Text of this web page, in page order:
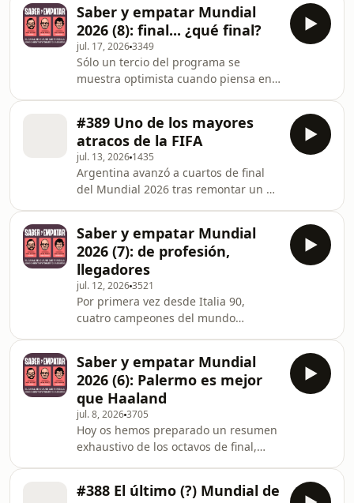
megaphone.fm/adchoices
Artistas invitados (por orden de
aparición): Cristóbal Soria, Josep
Pedrerol, Jorge D'Alessandro, José Luis
Sánchez, [Cabecera: Jesús Gallego,
Joseba Larrañaga, Quique Iglesias,
Juan Antonio Alcalá, Inma Rodríguez,
Paco García Caridad, Julio Maldonado
'Maldini',
Saber y empatar Mundial
2026 (8): final... ¿qué final?
jul. 17, 20263349
Sólo un tercio del programa se
muestra optimista cuando piensa en
El 66,6% restante cree que somos
mejores PERO. Este programa no es
más que una fórmula para evadirnos
durante casi una hora y, así, no
pensar en lo que viene. Learn more
about your ad choices. Visit
megaphone.fm/adchoices
#389 Uno de los mayores
atracos de la FIFA
jul. 13, 2026 1435
Argentina avanzó a cuartos de final
del Mundial 2026 tras remontar un 0-
y denuncian ayudas de la FIFA al
equipo capitaneado por Leo Messi; no
sólo ahora, sino también en Catar
2022. Artistas invitados (por orden de
aparición): Edu Aguirre, Tomás
Roncero, Óscar Pereiro, Juanma
Rodríguez, [Cabecera: Jesús Gallego,
Joseba Larrañaga,
Saber y empatar Mundial
2026 (7): de profesión,
llegadores
jul. 12, 20263521
Por primera vez desde Italia 90,
cuatro campeones del mundo
impactado, espera a descubrir el nivel
de nuestros análisis de los cuartos de
final de esta Copa del Mundo 2026.
Learn more about your ad choices.
Visit megaphone.fm/adchoices
Saber y empatar Mundial
2026 (6): Palermo es mejor
que Haaland
jul. 8, 20263705
Hoy os hemos preparado un resumen
exhaustivo de los octavos de final,
tienes. Learn more about your ad
#388 El último (?) Mundial de